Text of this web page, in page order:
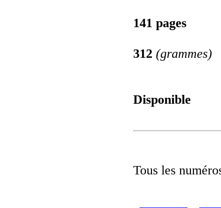
141 pages
312 (grammes)
Disponible
Tous les